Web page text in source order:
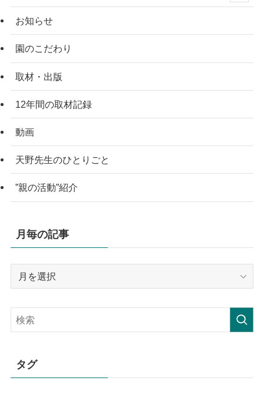
お知らせ
園のこだわり
取材・出版
12年間の取材記録
動画
天野先生のひとりごと
”親の活動”紹介
月毎の記事
記
タグ